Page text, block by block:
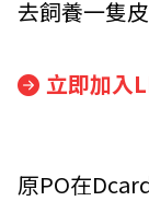
去飼養一隻
立即加入
原PO在